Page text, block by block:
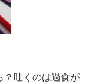
？吐くのは過食が